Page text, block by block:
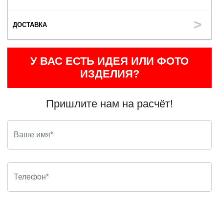
ДОСТАВКА
У ВАС ЕСТЬ ИДЕЯ ИЛИ ФОТО
ИЗДЕЛИЯ?
Пришлите нам на расчёт!